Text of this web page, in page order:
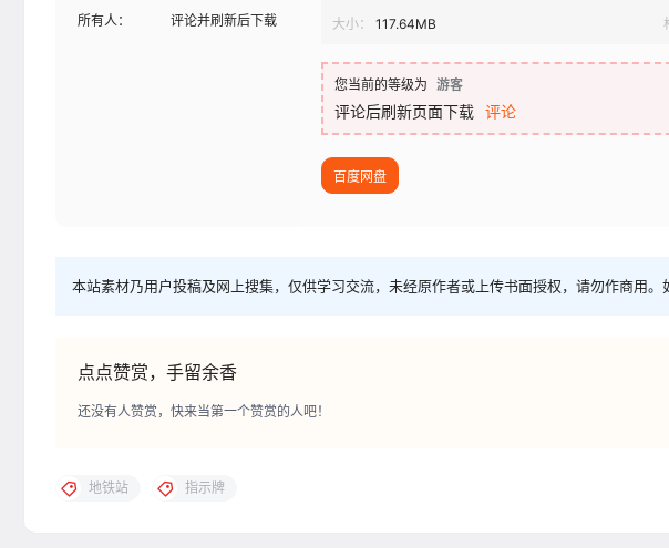
所有人： 评论并刷新后下载 大小： 117.64MB
您当前的等级为 游客
评论后刷新页面下载 评论
百度网盘
本站素材乃用户投稿及网上搜集，仅供学习交流，未经原作者或上传书面授权，请勿作商用。
点点赞赏，手留余香
还没有人赞赏，快来当第一个赞赏的人吧！
地铁站 指示牌